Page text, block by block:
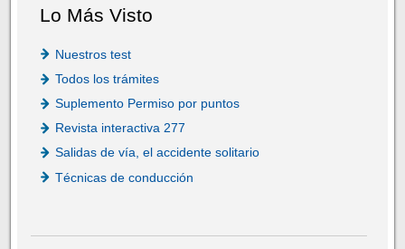
Lo Más Visto
Nuestros test
Todos los trámites
Suplemento Permiso por puntos
Revista interactiva 277
Salidas de vía, el accidente solitario
Técnicas de conducción